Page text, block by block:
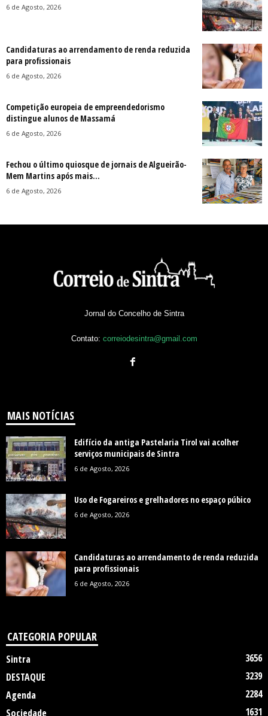
6 de Agosto, 2026
Candidaturas ao arrendamento de renda reduzida
para profissionais
6 de Agosto, 2026
Competição europeia de empreendedorismo
distingue alunos de Massamá
6 de Agosto, 2026
Fechou o último quiosque de jornais de Algueirão-
Mem Martins após mais...
6 de Agosto, 2026
Jornal do Concelho de Sintra
Contato: correiodesintra@gmail.com
MAIS NOTÍCIAS
Edifício da antiga Pastelaria Tirol vai acolher
serviços municipais de Sintra
6 de Agosto, 2026
Uso de Fogareiros e grelhadores no espaço púbico
6 de Agosto, 2026
Candidaturas ao arrendamento de renda reduzida
para profissionais
6 de Agosto, 2026
CATEGORIA POPULAR
Sintra
3656
DESTAQUE
3239
Agenda
2284
Sociedade
1631